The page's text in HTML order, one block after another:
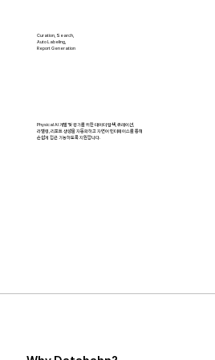
Physical AI 개발 및 평가를 위한 데이터 탐색, 큐레이션,
라벨링, 리포트 생성을 자동화하고 자연어 인터페이스를 통해
손쉽게 접근 가능하도록 지원합니다.
Curation, Search,
Auto Labeling,
Report Generation